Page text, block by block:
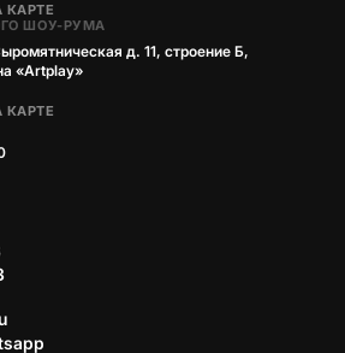
КАРТЕ
ШОУ-РУМА
д. 11, строение Б,
«Artplay»
КАРТЕ